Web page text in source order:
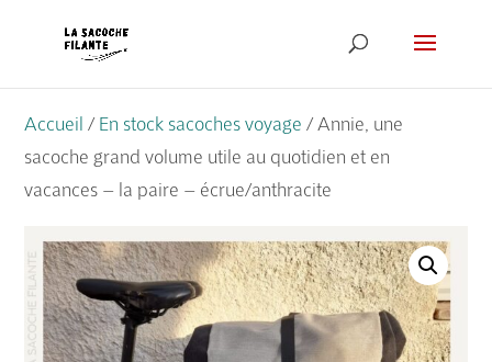
Accueil /En stock sacoches voyage / Annie, une
sacoche grand volume utile au quotidien et en
vacances – la paire – écrue/anthracite